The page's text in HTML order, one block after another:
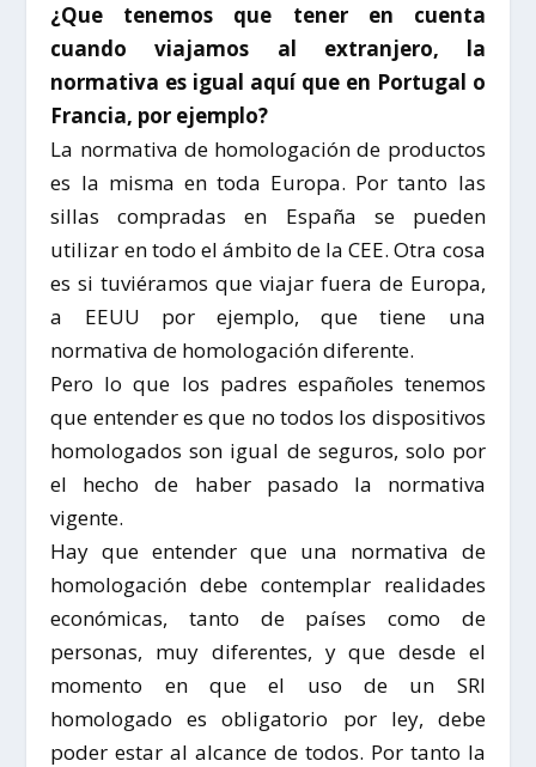
¿Que tenemos que tener en cuenta
cuando viajamos al extranjero, la
normativa es igual aquí que en Portugal o
Francia, por ejemplo?
La normativa de homologación de productos
es la misma en toda Europa. Por tanto las
sillas compradas en España se pueden
utilizar en todo el ámbito de la CEE. Otra cosa
es si tuviéramos que viajar fuera de Europa,
a EEUU por ejemplo, que tiene una
normativa de homologación diferente.
Pero lo que los padres españoles tenemos
que entender es que no todos los dispositivos
homologados son igual de seguros, solo por
el hecho de haber pasado la normativa
vigente.
Hay que entender que una normativa de
homologación debe contemplar realidades
económicas, tanto de países como de
personas, muy diferentes, y que desde el
momento en que el uso de un SRI
homologado es obligatorio por ley, debe
poder estar al alcance de todos. Por tanto la